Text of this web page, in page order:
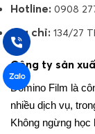
Hotline: 0908
Địa chỉ: 134/27
Công ty sản
Domino Film là
nhiều dịch vụ,
Không ngừng học